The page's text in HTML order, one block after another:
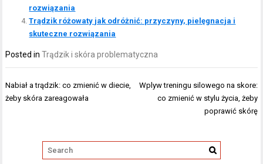
rozwiązania
Trądzik różowaty jak odróżnić: przyczyny, pielęgnacja i
skuteczne rozwiązania
Posted inTrądzik i skóra problematyczna
Nawigacja
wpisu
Nabiał a trądzik: co zmienić w diecie,
żeby skóra zareagowała
Wplyw treningu silowego na skore:
co zmienić w stylu życia, żeby
poprawić skórę